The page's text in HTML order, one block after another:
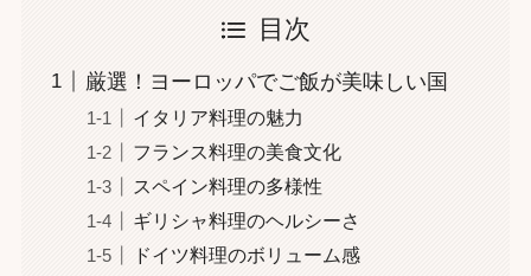
目次
厳選！ヨーロッパでご飯が美味しい国
イタリア料理の魅力
フランス料理の美食文化
スペイン料理の多様性
ギリシャ料理のヘルシーさ
ドイツ料理のボリューム感